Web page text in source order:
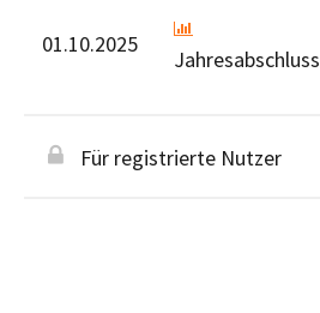
01.10.2025
Jahresabschluss
Für registrierte Nutzer